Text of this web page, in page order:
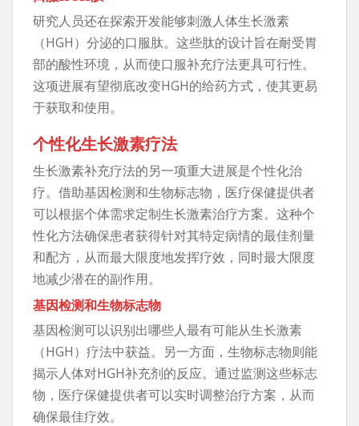
研究人员还在探索开发能够刺激人体生长激素
（HGH）分泌的口服肽。这些肽的设计旨在耐受胃
部的酸性环境，从而使口服补充疗法更具可行性。
这项进展有望彻底改变HGH的给药方式，使其更易
于获取和使用。
个性化生长激素疗法
生长激素补充疗法的另一项重大进展是个性化治
疗。借助基因检测和生物标志物，医疗保健提供者
可以根据个体需求定制生长激素治疗方案。这种个
性化方法确保患者获得针对其特定病情的最佳剂量
和配方，从而最大限度地发挥疗效，同时最大限度
地减少潜在的副作用。
基因检测和生物标志物
基因检测可以识别出哪些人最有可能从生长激素
（HGH）疗法中获益。另一方面，生物标志物则能
揭示人体对HGH补充剂的反应。通过监测这些标志
物，医疗保健提供者可以实时调整治疗方案，从而
确保最佳疗效。